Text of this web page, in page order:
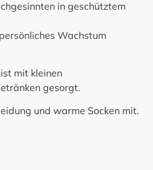
in geschütztem
Wachstum
mit kleinen
gesorgt.
und warme Socken mit.